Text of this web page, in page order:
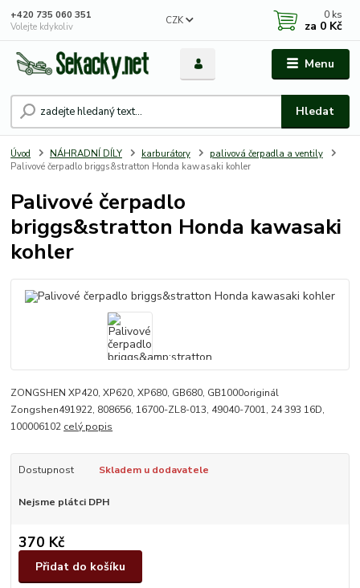
Menu
CZK
Hledat
+420 735 060 351
Volejte kdykoliv
0 ks
za 0 Kč
Úvod NÁHRADNÍ DÍLY karburátory
palivová čerpadla a ventily
Palivové čerpadlo briggs&stratton Honda kawasaki kohler
Palivové čerpadlo
briggs&stratton Honda kawasaki
kohler
ZONGSHEN XP420, XP620, XP680, GB680, GB1000originál
Zongshen491922, 808656, 16700-ZL8-013, 49040-7001, 24 393 16D,
100006102 celý popis
Dostupnost Skladem u dodavatele
Nejsme plátci DPH
370 Kč
Přidat do košíku